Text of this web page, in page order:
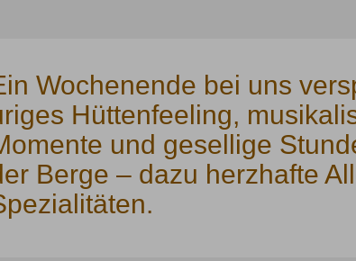
Wochenende bei uns
Hüttenfeeling,
und gesellige
Berge – dazu herzhafte